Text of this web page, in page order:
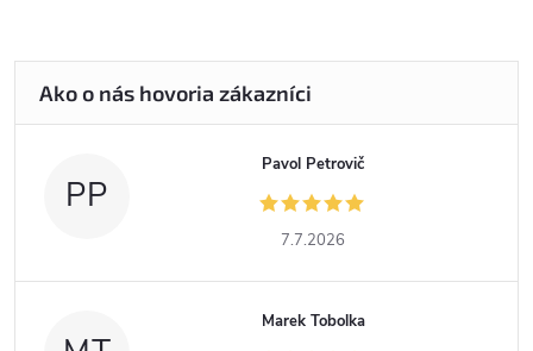
PP
Pavol Petrovič
7.7.2026
Marek Tobolka